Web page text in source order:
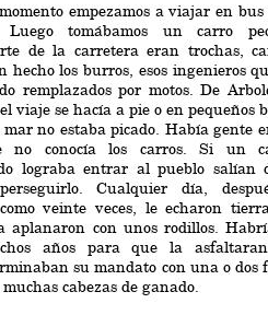
empezamos a viajar en
Luego tomábamos un carro
de la carretera eran trochas,
hecho los burros, esos ingenieros
remplazados por motos. De
viaje se hacía a pie o en pequeños
no estaba picado. Había gente
no conocía los carros. Si un
lograba entrar al pueblo salían
Cualquier día,
veinte veces, le echaron
aplanaron con unos rodillos.
años para que la
su mandato con una o dos
cabezas de ganado.